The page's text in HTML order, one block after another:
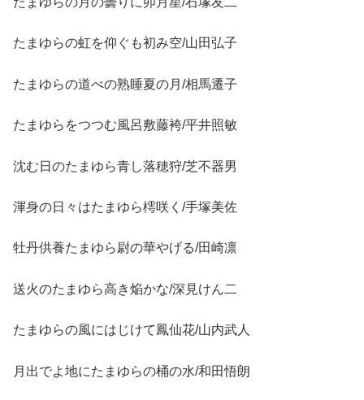
たまゆらの虹を仰ぐも初み空/山田弘子
たまゆらの道べの熟睡夏の月/相馬遷子
たまゆらをつつむ風呂敷藤袴/平井照敏
沈む日のたまゆら青し落穂狩/芝不器男
渾身の日々はたまゆら樗咲く/手塚美佐
牡丹供養たまゆら尉の華やげる/田崎凛
送火のたまゆら高き焔かな/深見けん二
たまゆらの風にはじけて鳳仙花/山内武人
月出でよ地にたまゆらの桶の水/和田悟朗